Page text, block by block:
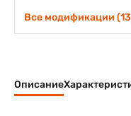
Все модификации
Описание